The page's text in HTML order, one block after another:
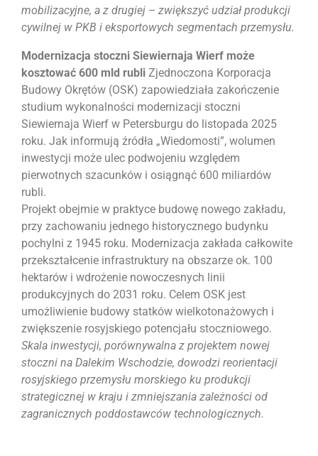
mobilizacyjne, a z drugiej – zwiększyć udział produkcji
cywilnej w PKB i eksportowych segmentach przemysłu.
Modernizacja stoczni Siewiernaja Wierf może
kosztować 600 mld rubli Zjednoczona Korporacja
Budowy Okrętów (OSK) zapowiedziała zakończenie
studium wykonalności modernizacji stoczni
Siewiernaja Wierf w Petersburgu do listopada 2025
roku. Jak informują źródła „Wiedomosti”, wolumen
inwestycji może ulec podwojeniu względem
pierwotnych szacunków i osiągnąć 600 miliardów
rubli.
Projekt obejmie w praktyce budowę nowego zakładu,
przy zachowaniu jednego historycznego budynku
pochylni z 1945 roku. Modernizacja zakłada całkowite
przekształcenie infrastruktury na obszarze ok. 100
hektarów i wdrożenie nowoczesnych linii
produkcyjnych do 2031 roku. Celem OSK jest
umożliwienie budowy statków wielkotonażowych i
zwiększenie rosyjskiego potencjału stoczniowego.
Skala inwestycji, porównywalna z projektem nowej
stoczni na Dalekim Wschodzie, dowodzi reorientacji
rosyjskiego przemysłu morskiego ku produkcji
strategicznej w kraju i zmniejszania zależności od
zagranicznych poddostawców technologicznych.